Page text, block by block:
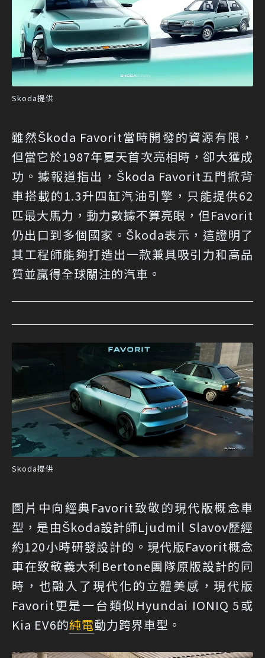
Skoda提供
雖然Škoda Favorit當時開發的資源有限，
但當它於1987年夏天首次亮相時，卻大獲成
功。據報道指出，Škoda Favorit五門掀背
車搭載的1.3升四缸汽油引擎，只能提供62
匹最大馬力，動力數據不算亮眼，但Favorit
仍出口到多個國家。Škoda表示，這證明了
其工程師能夠打造出一款兼具吸引力和高品
質並贏得全球關注的汽車。
Skoda提供
圖片中向經典Favorit致敬的現代版概念車
型，是由Škoda設計師Ljudmil Slavov歷經
約120小時研發設計的。現代版Favorit概念
車在致敬義大利Bertone團隊原版設計的同
時，也融入了現代化的立體美感，現代版
Favorit更是一台類似Hyundai IONIQ 5或
Kia EV6的純電動力跨界車型。